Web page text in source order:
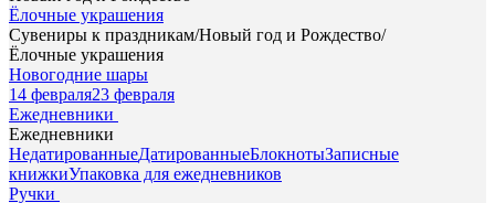
Ёлочные украшения
Сувениры к праздникам/Новый год и Рождество/
Ёлочные украшения
Новогодние шары
14 февраля23 февраля
Ежедневники
Ежедневники
НедатированныеДатированныеБлокнотыЗаписные
книжкиУпаковка для ежедневников
Ручки